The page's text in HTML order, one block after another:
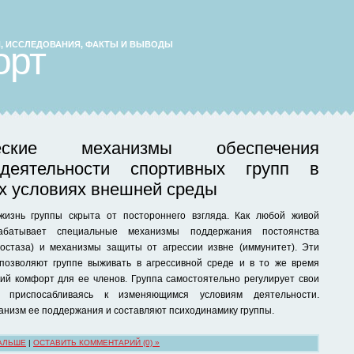
ИССЛЕДОВАНИЯ, ФАКТЫ И ВЫВОДЫ
механизмы обеспечения
спортивных групп в
условиях внешней среды
группы скрыта от постороннего взгляда. Как любой живой
специальные механизмы поддержания постоянства
и механизмы защиты от агрессии извне (иммунитет). Эти
группе выживать в агрессивной среде и в то же время
комфорт для ее членов. Группа самостоятельно регулирует свои
приспосабливаясь к изменяющимся условиям деятельности.
ее поддержания и составляют психодинамику группы.
| ОСТАВИТЬ КОММЕНТАРИЙ (0) »